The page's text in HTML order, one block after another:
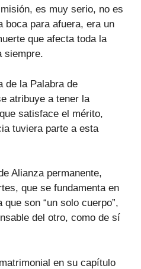
es muy serio, no es
boca para afuera, era un
que afecta toda la
siempre.
de la Palabra de
atribuye a tener la
satisface el mérito,
tuviera parte a esta
Alianza permanente,
que se fundamenta en
son “un solo cuerpo”,
del otro, como de sí
en su capítulo